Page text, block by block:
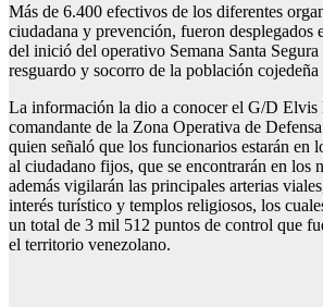
Más de 6.400 efectivos de los diferentes
ciudadana y prevención, fueron desplegados
del inició del operativo Semana Santa Segura
resguardo y socorro de la población cojedeña
La información la dio a conocer el G/D Elvis
comandante de la Zona Operativa de
quien señaló que los funcionarios estarán en
al ciudadano fijos, que se encontrarán en los
además vigilarán las principales arterias
interés turístico y templos religiosos, los
un total de 3 mil 512 puntos de control que
el territorio venezolano.